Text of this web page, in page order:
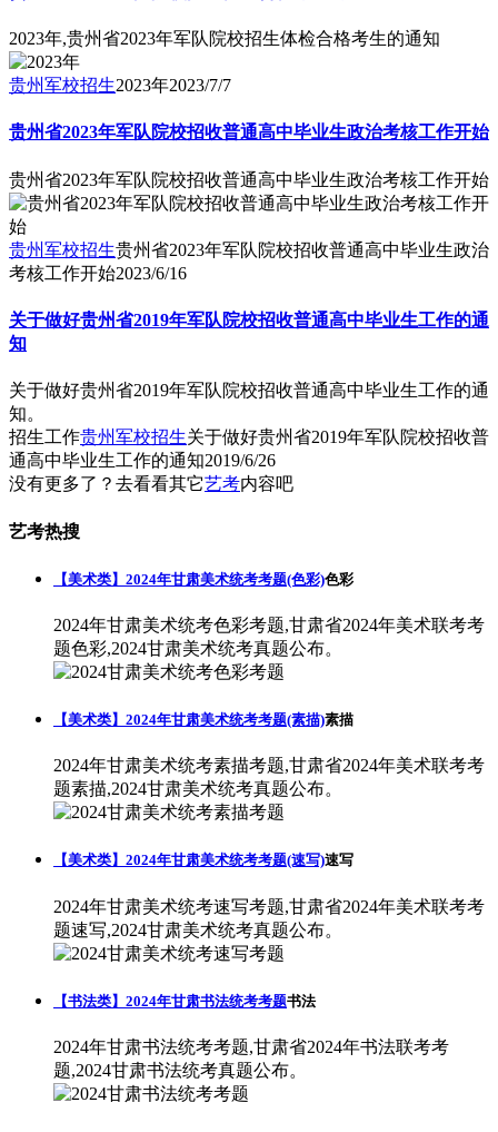
2023年,贵州省2023年军队院校招生体检合格考生的通知
贵州军校招生2023年2023/7/7
贵州省2023年军队院校招收普通高中毕业生政治考核工作开始
贵州省2023年军队院校招收普通高中毕业生政治考核工作开始
贵州军校招生贵州省2023年军队院校招收普通高中毕业生政治
考核工作开始2023/6/16
关于做好贵州省2019年军队院校招收普通高中毕业生工作的通
知
关于做好贵州省2019年军队院校招收普通高中毕业生工作的通
知。
招生工作贵州军校招生关于做好贵州省2019年军队院校招收普
通高中毕业生工作的通知2019/6/26
没有更多了？去看看其它艺考内容吧
艺考热搜
【美术类】2024年甘肃美术统考考题(色彩)色彩
2024年甘肃美术统考色彩考题,甘肃省2024年美术联考考
题色彩,2024甘肃美术统考真题公布。
【美术类】2024年甘肃美术统考考题(素描)素描
2024年甘肃美术统考素描考题,甘肃省2024年美术联考考
题素描,2024甘肃美术统考真题公布。
【美术类】2024年甘肃美术统考考题(速写)速写
2024年甘肃美术统考速写考题,甘肃省2024年美术联考考
题速写,2024甘肃美术统考真题公布。
【书法类】2024年甘肃书法统考考题书法
2024年甘肃书法统考考题,甘肃省2024年书法联考考
题,2024甘肃书法统考真题公布。